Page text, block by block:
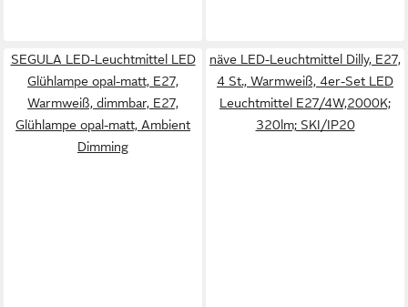
SEGULA LED-Leuchtmittel LED
Glühlampe opal-matt, E27,
Warmweiß, dimmbar, E27,
Glühlampe opal-matt, Ambient
Dimming
näve LED-Leuchtmittel Dilly, E27,
4 St., Warmweiß, 4er-Set LED
Leuchtmittel E27/4W,2000K;
320lm; SKI/IP20